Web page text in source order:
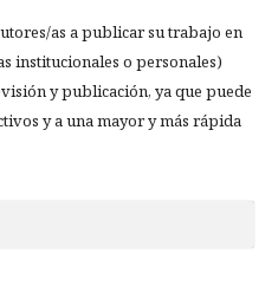
as a publicar su trabajo en
institucionales o personales)
y publicación, ya que puede
y a una mayor y más rápida